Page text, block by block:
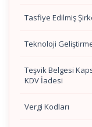
Tasfiye Edilmiş
Teknoloji
Teşvik Belgesi
KDV İadesi
Vergi Kodları